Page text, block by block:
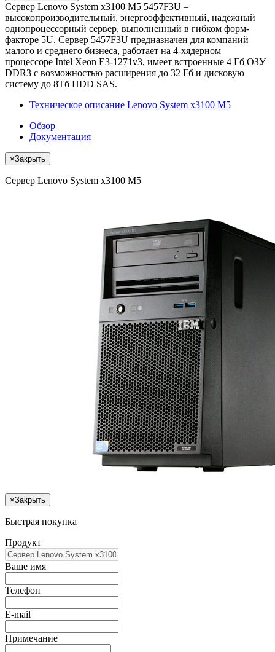
Сервер Lenovo System x3100 M5 5457F3U –
высокопроизводительный, энергоэффективный, надежный
однопроцессорный сервер, выполненный в гибком форм-
факторе 5U. Сервер 5457F3U предназначен для компаний
малого и среднего бизнеса, работает на 4-хядерном
процессоре Intel Xeon E3-1271v3, имеет встроенные 4 Гб ОЗУ
DDR3 с возможностью расширения до 32 Гб и дисковую
систему до 8Тб HDD SAS.
Техническое описание Lenovo System x3100 M5
Обзор
Документация
×Закрыть
Сервер Lenovo System x3100 M5
×Закрыть
Быстрая покупка
Продукт
Ваше имя
Телефон
E-mail
Примечание